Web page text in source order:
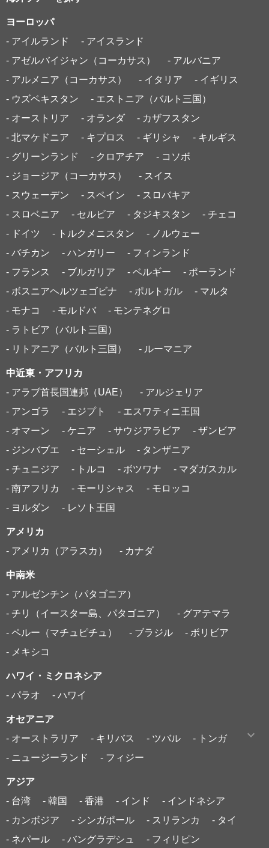
ヨーロッパ
- アイルランド
- アイスランド
- アゼルバイジャン（コーカサス）
- アルバニア
- アルメニア（コーカサス）
- イタリア
- イギリス
- ウズベキスタン
- エストニア（バルト三国）
- オーストリア
- オランダ
- カザフスタン
- 北マケドニア
- キプロス - ギリシャ
- キルギス
- グリーンランド
- クロアチア
- コソボ
- ジョージア（コーカサス）
- スイス
- スウェーデン
- スペイン
- スロバキア
- スロベニア
- セルビア - タジキスタン
- チェコ
- ドイツ
- トルクメニスタン
- ノルウェー
- バチカン
- ハンガリー
- フィンランド
- フランス
- ブルガリア - ベルギー
- ポーランド
- ボスニアヘルツェゴビナ
- ポルトガル
- マルタ
- モナコ
- モルドバ
- モンテネグロ
- ラトビア（バルト三国）
- リトアニア（バルト三国）
- ルーマニア
中近東・アフリカ
- アラブ首長国連邦（UAE）
- アルジェリア
- アンゴラ
- エジプト
- エスワティニ王国
- オマーン
- ケニア - サウジアラビア
- ザンビア
- ジンバブエ
- セーシェル
- タンザニア
- チュニジア
- トルコ - ボツワナ
- マダガスカル
- 南アフリカ
- モーリシャス
- モロッコ
- ヨルダン
- レソト王国
アメリカ
- アメリカ（アラスカ）
- カナダ
中南米
- アルゼンチン（パタゴニア）
- チリ（イースター島、パタゴニア）
- グアテマラ
- ペルー（マチュピチュ）
- ブラジル
- ボリビア
- メキシコ
ハワイ・ミクロネシア
- パラオ
- ハワイ
オセアニア
- オーストラリア
- キリバス - ツバル
- トンガ
- ニュージーランド
- フィジー
アジア
- 台湾
- 韓国 - 香港 - インド
- インドネシア
- カンボジア
- シンガポール - スリランカ
- タイ
- ネパール
- バングラデシュ
- フィリピン